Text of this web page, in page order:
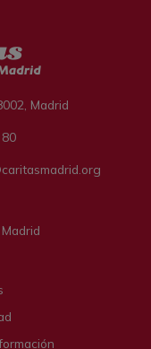
Madrid